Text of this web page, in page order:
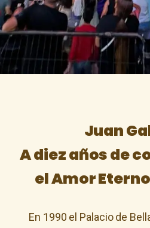
Juan
A diez años de
el Amor
En 1990 el Palacio de